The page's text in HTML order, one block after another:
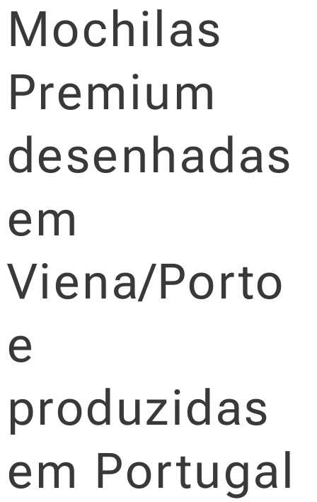
Mochilas
Premium
desenhadas
em
Viena/Porto
e
produzidas
em Portugal